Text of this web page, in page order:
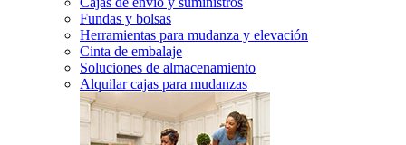
Fundas y bolsas
Herramientas para mudanza y elevación
Cinta de embalaje
Soluciones de almacenamiento
Alquilar cajas para mudanzas